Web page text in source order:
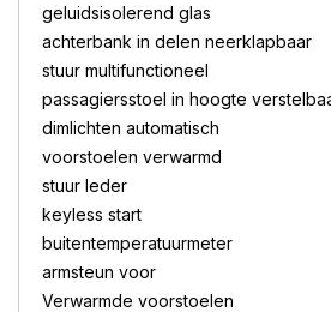
geluidsisolerend glas
achterbank in delen neerklapbaar
stuur multifunctioneel
passagiersstoel in hoogte
dimlichten automatisch
voorstoelen verwarmd
stuur leder
keyless start
buitentemperatuurmeter
armsteun voor
Verwarmde voorstoelen